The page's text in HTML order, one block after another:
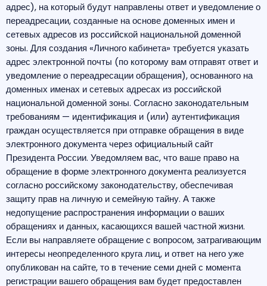
адрес), на который будут направлены ответ и уведомление о
переадресации, созданные на основе доменных имен и
сетевых адресов из российской национальной доменной
зоны. Для создания «Личного кабинета» требуется указать
адрес электронной почты (по которому вам отправят ответ и
уведомление о переадресации обращения), основанного на
доменных именах и сетевых адресах из российской
национальной доменной зоны. Согласно законодательным
требованиям — идентификация и (или) аутентификация
граждан осуществляется при отправке обращения в виде
электронного документа через официальный сайт
Президента России. Уведомляем вас, что ваше право на
обращение в форме электронного документа реализуется
согласно российскому законодательству, обеспечивая
защиту прав на личную и семейную тайну. А также
недопущение распространения информации о ваших
обращениях и данных, касающихся вашей частной жизни.
Если вы направляете обращение с вопросом, затрагивающим
интересы неопределенного круга лиц, и ответ на него уже
опубликован на сайте, то в течение семи дней с момента
регистрации вашего обращения вам будет предоставлен